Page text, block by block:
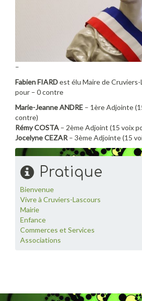
–
Fabien FIARDest élu Maire de
pour – 0 contre
Marie-Jeanne ANDRE – 1ère Adjointe
contre)
Rémy COSTA – 2ème Adjoint (15 voix
Jocelyne CEZAR – 3ème Adjointe (15
Pratique
Bienvenue
Vivre à Cruviers-Lascours
Mairie
Enfance
Commerces et Services
Associations